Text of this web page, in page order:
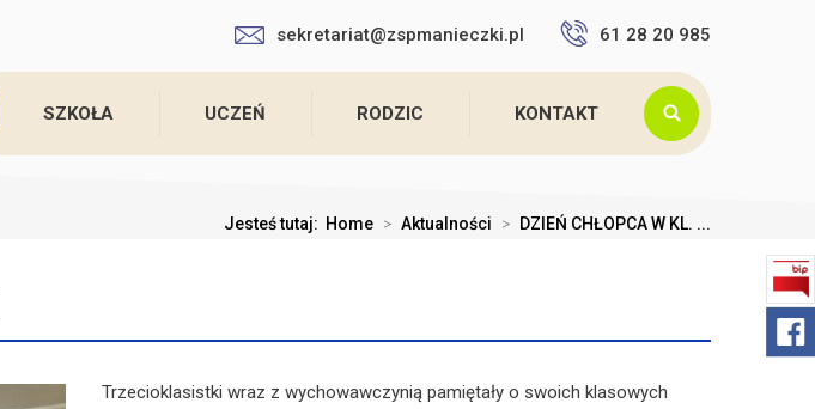
sekretariat@zspmanieczki.pl 61 28 20 985
SZKOŁA UCZEŃ RODZIC KONTAKT
Jesteś tutaj: Home > Aktualności > DZIEŃ CHŁOPCA W KL. ...
Trzecioklasistki wraz z wychowawczynią pamiętały o swoich klasowych